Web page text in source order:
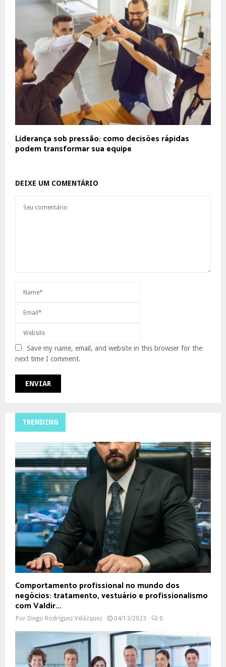
Liderança sob pressão: como decisões rápidas
podem transformar sua equipe
DEIXE UM COMENTÁRIO
Save my name, email, and website in this browser for the
next time I comment.
TRENDING
Comportamento profissional no mundo dos
negócios: tratamento, vestuário e profissionalismo
com Valdir...
Por Diego Rodríguez Velázquez 04/13/2023 0